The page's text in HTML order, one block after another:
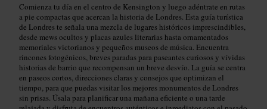
Comienza tu día en el centro de Kensington y luego adéntrate en rutas
a pie compactas que acercan la historia de Londres. Esta guía turística
de Londres te señala una mezcla de lugares históricos imprescindibles,
desde mews ocultos y placas azules literarias hasta ornamentados
memoriales victorianos y pequeños museos de música. Encuentra
rincones fotogénicos, breves paradas para paseantes curiosos y vívidas
historias de barrio que recompensan un breve desvío. La guía se centra
en paseos cortos, direcciones claras y consejos que optimizan el
tiempo, para que puedas visitar los mejores monumentos de Londres
sin prisas. Úsala para planificar una mañana eficiente o una tarde